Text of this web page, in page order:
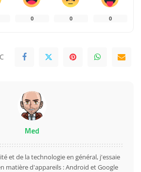
0 0 0
Med
et de la technologie en général, j'essaie
matière d'appareils : Android et Google